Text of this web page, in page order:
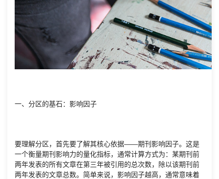
一、分区的基石：影响因子
要理解分区，首先要了解其核心依据——期刊影响因子。这是
一个衡量期刊影响力的量化指标，通常计算方式为：某期刊前
两年发表的所有文章在第三年被引用的总次数，除以该期刊前
两年发表的文章总数。简单来说，影响因子越高，通常意味着